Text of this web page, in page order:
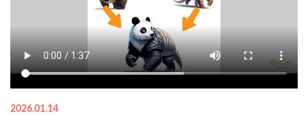
2026.01.14